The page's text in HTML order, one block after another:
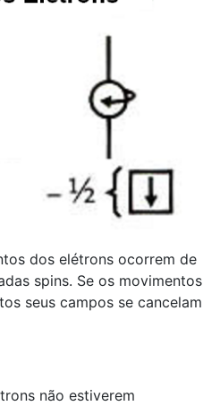
dos elétrons ocorrem de
spins. Se os movimentos
seus campos se cancelam
não estiverem